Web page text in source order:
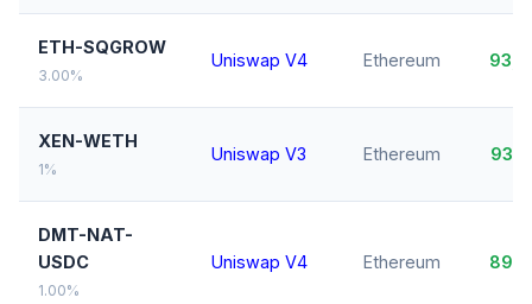
ETH-SQGROW
3.00%
Uniswap V4 Ethereum
XEN-WETH
1%
Uniswap V3 Ethereum
DMT-NAT-
USDC
1.00%
Uniswap V4 Ethereum